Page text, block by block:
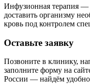
Инфузионная терапия —
доставить организму
кровь под контролем
Оставьте заявку
Позвоните в клинику,
заполните форму на
России — найдём